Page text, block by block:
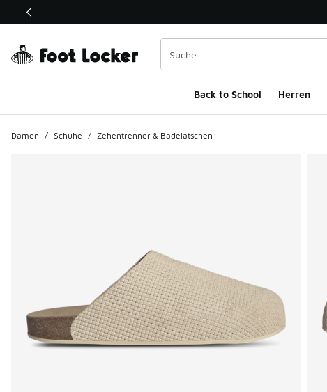
Dieser Link öffnet sich in einem neuen Fenster
Back to School Herren
Damen / Schuhe / Zehentrenner & Badelatschen